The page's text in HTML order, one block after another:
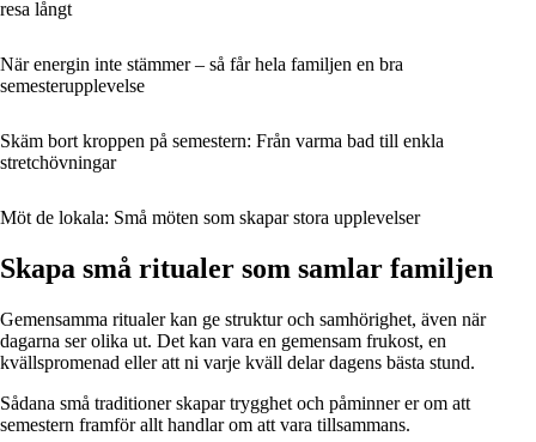
resa långt
När energin inte stämmer – så får hela familjen en bra
semesterupplevelse
Skäm bort kroppen på semestern: Från varma bad till enkla
stretchövningar
Möt de lokala: Små möten som skapar stora upplevelser
Skapa små ritualer som samlar familjen
Gemensamma ritualer kan ge struktur och samhörighet, även när
dagarna ser olika ut. Det kan vara en gemensam frukost, en
kvällspromenad eller att ni varje kväll delar dagens bästa stund.
Sådana små traditioner skapar trygghet och påminner er om att
semestern framför allt handlar om att vara tillsammans.